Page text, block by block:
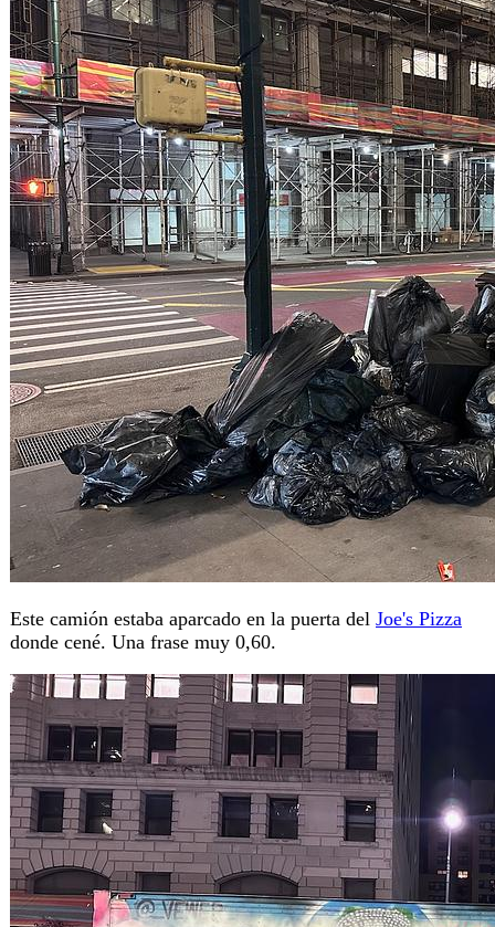
Este camión estaba aparcado en la puerta del Joe's Pizza
donde cené. Una frase muy 0,60.